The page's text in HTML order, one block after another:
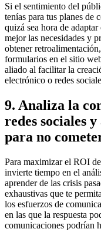
Si el sentimiento del
tenías para tus planes de
quizá sea hora de
mejor las necesidades y
obtener
formularios en el sitio
aliado al facilitar la
electrónico o redes
9. Analiza la
redes sociales
para no
Para maximizar el ROI
invierte tiempo en el
aprender de las crisis
exhaustivas que te
los esfuerzos de
en las que la respuesta
comunicaciones podrían